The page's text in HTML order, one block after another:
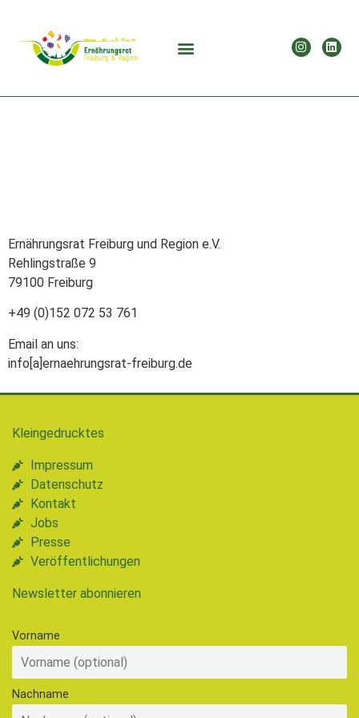
Ernährungsrat Freiburg und Region e.V.
Rehlingstraße 9
79100 Freiburg
+49 (0)152 072 53 761
Email an uns:
info[a]ernaehrungsrat-freiburg.de
Kleingedrucktes
Impressum
Datenschutz
Kontakt
Jobs
Presse
Veröffentlichungen
Newsletter abonnieren
Vorname
Nachname